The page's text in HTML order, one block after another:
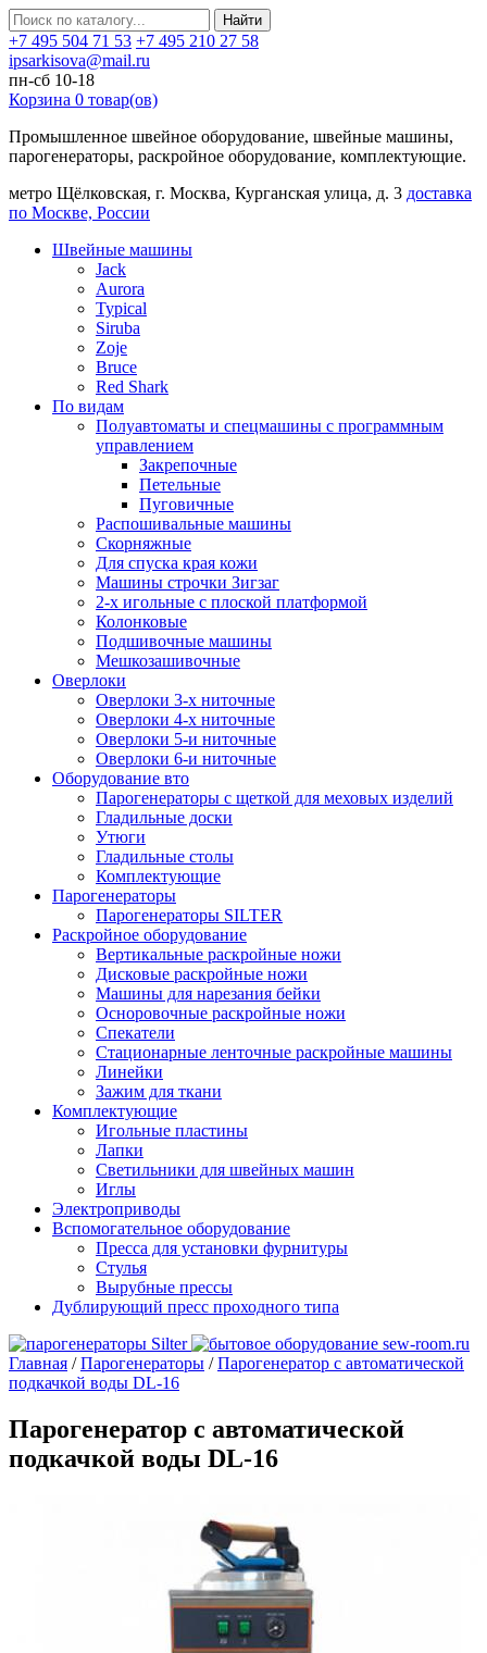
Найти
+7 495 504 71 53 +7 495 210 27 58
ipsarkisova@mail.ru
пн-сб 10-18
Корзина 0 товар(ов)
Промышленное швейное оборудование, швейные машины,
парогенераторы, раскройное оборудование, комплектующие.
метро Щёлковская, г. Москва, Курганская улица, д. 3 доставка
по Москве, России
Швейные машины
Jack
Aurora
Typical
Siruba
Zoje
Bruce
Red Shark
По видам
Полуавтоматы и спецмашины с программным
управлением
Закрепочные
Петельные
Пуговичные
Распошивальные машины
Скорняжные
Для спуска края кожи
Машины строчки Зигзаг
2-х игольные с плоской платформой
Колонковые
Подшивочные машины
Мешкозашивочные
Оверлоки
Оверлоки 3-х ниточные
Оверлоки 4-х ниточные
Оверлоки 5-и ниточные
Оверлоки 6-и ниточные
Оборудование вто
Парогенераторы с щеткой для меховых изделий
Гладильные доски
Утюги
Гладильные столы
Комплектующие
Парогенераторы
Парогенераторы SILTER
Раскройное оборудование
Вертикальные раскройные ножи
Дисковые раскройные ножи
Машины для нарезания бейки
Осноровочные раскройные ножи
Спекатели
Стационарные ленточные раскройные машины
Линейки
Зажим для ткани
Комплектующие
Игольные пластины
Лапки
Светильники для швейных машин
Иглы
Электроприводы
Вспомогательное оборудование
Пресса для установки фурнитуры
Стулья
Вырубные прессы
Дублирующий пресс проходного типа
Главная /Парогенераторы /Парогенератор с автоматической
подкачкой воды DL-16
Парогенератор с автоматической
подкачкой воды DL-16